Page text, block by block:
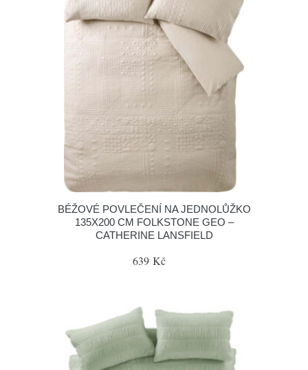
BÉŽOVÉ POVLEČENÍ NA JEDNOLŮŽKO
135X200 CM FOLKSTONE GEO –
CATHERINE LANSFIELD
639 Kč